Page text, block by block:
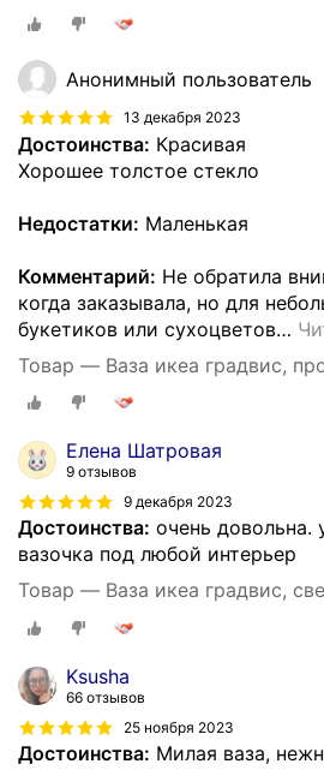
Анонимный пользователь
13 декабря 2023
Достоинства: Красивая
Хорошее толстое стекло
Недостатки: Маленькая
Комментарий: Не обратила
когда заказывала, но для
букетиков или сухоцветов…
Товар — Ваза икеа градвис,
Елена Шатровая
9 отзывов
9 декабря 2023
Достоинства: очень довольна.
вазочка под любой интерьер
Товар — Ваза икеа градвис,
Ksusha
66 отзывов
25 ноября 2023
Достоинства: Милая ваза,